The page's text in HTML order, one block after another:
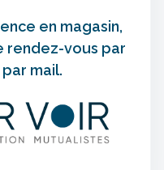
en magasin,
rendez-vous par
mail.